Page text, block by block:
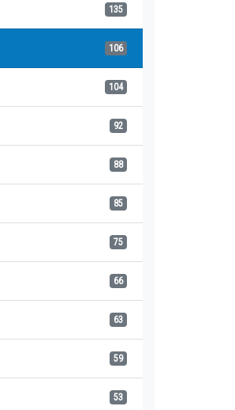
135
106
104
92
88
85
75
66
63
59
53